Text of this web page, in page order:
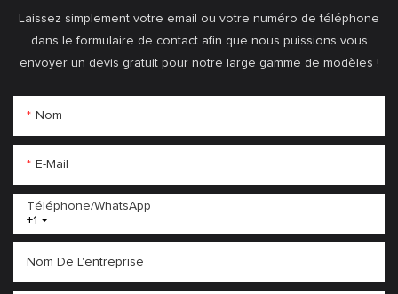
Laissez simplement votre email ou votre numéro de téléphone
dans le formulaire de contact afin que nous puissions vous
envoyer un devis gratuit pour notre large gamme de modèles !
Nom
E-Mail
+1
Téléphone/WhatsApp
Nom De L'entreprise